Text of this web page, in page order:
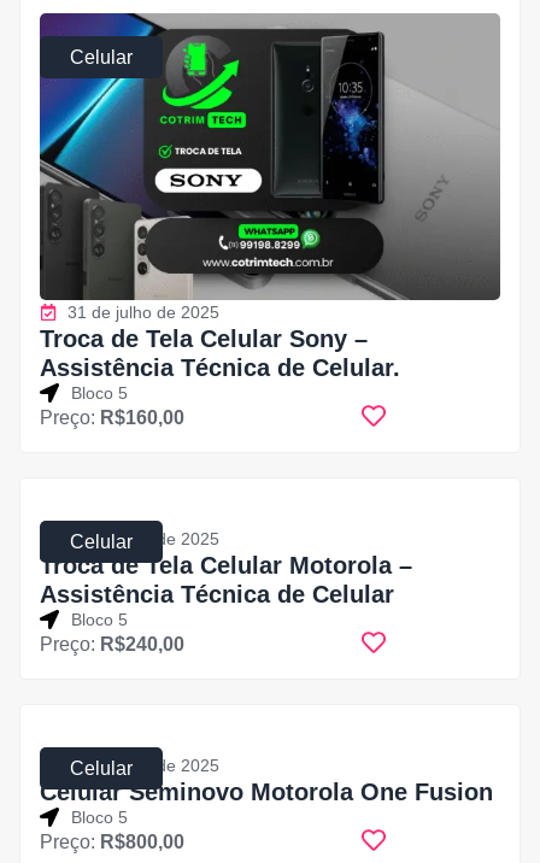
Celular
31 de julho de 2025
Troca de Tela Celular Sony –
Assistência Técnica de Celular.
Bloco 5
Preço: R$160,00
Celular
31 de julho de 2025
Troca de Tela Celular Motorola –
Assistência Técnica de Celular
Bloco 5
Preço: R$240,00
Celular
31 de julho de 2025
Celular Seminovo Motorola One Fusion
Bloco 5
Preço: R$800,00